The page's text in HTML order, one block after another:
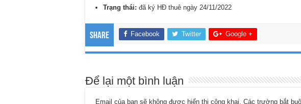
Trạng thái: đã ký HĐ thuê ngày 24/11/2022
Share Facebook Twitter Google +
Để lại một bình luận
Email của bạn sẽ không được hiển thị công khai. Các trường bắt